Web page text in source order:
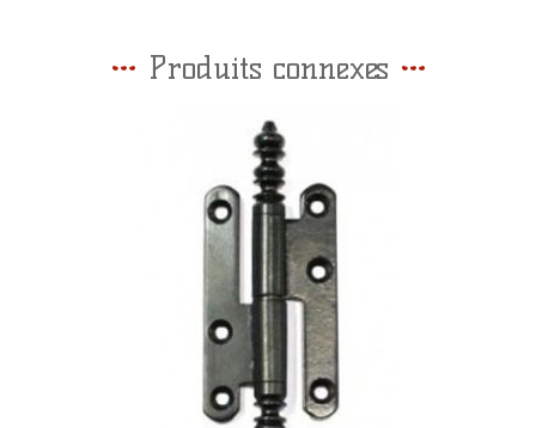
Produits connexes